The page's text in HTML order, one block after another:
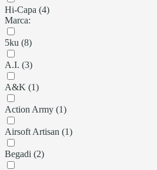
Hi-Capa (4)
Marca:
5ku (8)
A.I. (3)
A&K (1)
Action Army (1)
Airsoft Artisan (1)
Begadi (2)